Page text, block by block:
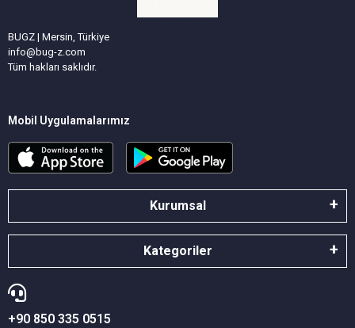
BUGZ | Mersin, Türkiye
info@bug-z.com
Tüm hakları saklıdır.
Mobil Uygulamalarımız
Kurumsal
Kategoriler
+90 850 335 0515